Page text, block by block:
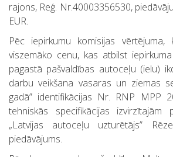
rajons, Reģ. Nr.40003356530,
EUR.
Pēc iepirkumu komisijas vērtējuma,
viszemāko cenu, kas atbilst
pagastā pašvaldības autoceļu (ielu)
darbu veikšana vasaras un ziemas
gadā” identifikācijas Nr. RNP MPP
tehniskās specifikācijas
„Latvijas autoceļu uzturētājs”
piedāvājums.